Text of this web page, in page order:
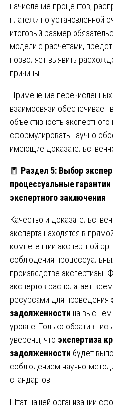
начисление процентов,
платежи по установленной
итоговый размер
модели с расчетами,
позволяет выявить
причины.
Применение
взаимосвязи обеспечивает
объективность
сформулировать научно
имеющие
🧧 Раздел 5: Выбор
процессуальные
экспертного заключения
Качество и
эксперта находятся в
компетенции экспертной
соблюдения
производстве экспертизы.
экспертов располагает
ресурсами для проведения
задолженности на высшем
уровне. Только
уверены, что экспертиза
задолженности будет
соблюдением научно-
стандартов.
Штат нашей организации